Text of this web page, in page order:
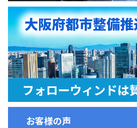
お客様の声